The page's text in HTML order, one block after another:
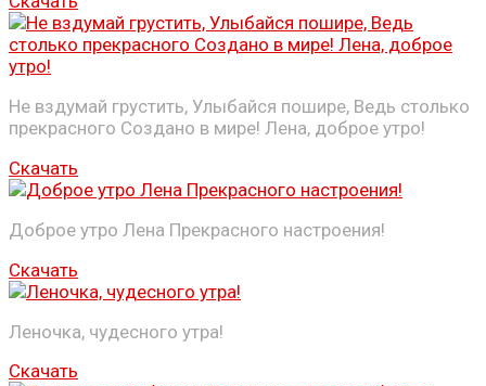
Не вздумай грустить, Улыбайся пошире, Ведь столько
прекрасного Создано в мире! Лена, доброе утро!
Скачать
Доброе утро Лена Прекрасного настроения!
Скачать
Леночка, чудесного утра!
Скачать